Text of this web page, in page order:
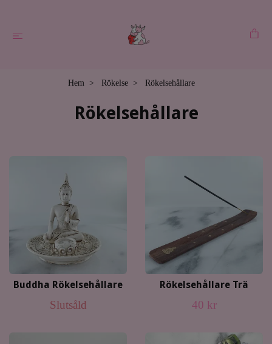
Hem Rökelse Rökelsehållare
Rökelsehållare
Buddha Rökelsehållare
Slutsåld
Rökelsehållare Trä
40 kr